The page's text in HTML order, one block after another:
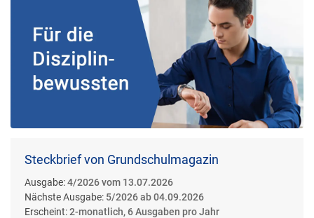
Steckbrief von Grundschulmagazin
Ausgabe:4/2026 vom 13.07.2026
Nächste Ausgabe: 5/2026 ab 04.09.2026
Erscheint:2-monatlich, 6 Ausgaben pro Jahr